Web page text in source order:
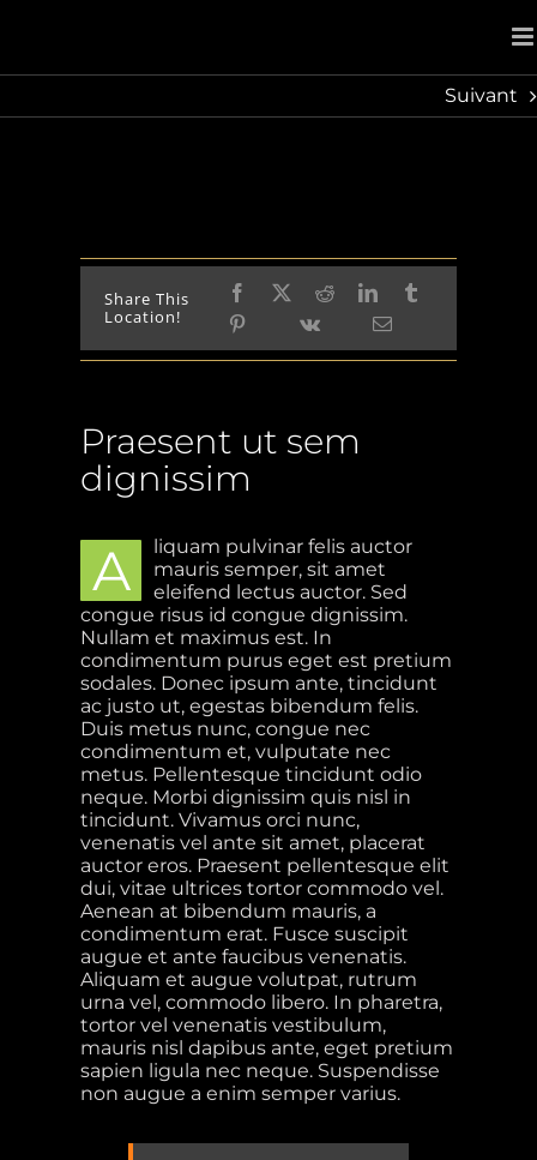
Suivant
Share This
Location!
Praesent ut sem
dignissim
A
liquam pulvinar felis auctor
mauris semper, sit amet
eleifend lectus auctor. Sed
congue risus id congue dignissim.
Nullam et maximus est. In
condimentum purus eget est pretium
sodales. Donec ipsum ante, tincidunt
ac justo ut, egestas bibendum felis.
Duis metus nunc, congue nec
condimentum et, vulputate nec
metus. Pellentesque tincidunt odio
neque. Morbi dignissim quis nisl in
tincidunt. Vivamus orci nunc,
venenatis vel ante sit amet, placerat
auctor eros. Praesent pellentesque elit
dui, vitae ultrices tortor commodo vel.
Aenean at bibendum mauris, a
condimentum erat. Fusce suscipit
augue et ante faucibus venenatis.
Aliquam et augue volutpat, rutrum
urna vel, commodo libero. In pharetra,
tortor vel venenatis vestibulum,
mauris nisl dapibus ante, eget pretium
sapien ligula nec neque. Suspendisse
non augue a enim semper varius.